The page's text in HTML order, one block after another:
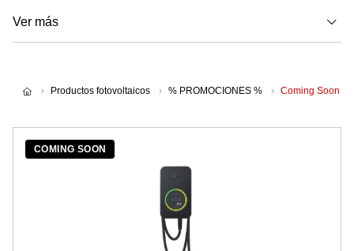
Ver más
Productos fotovoltaicos % PROMOCIONES % Coming Soon
COMING SOON